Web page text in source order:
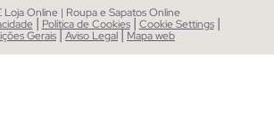
Loja Online | Roupa e Sapatos Online
| Política de Cookies | Cookie Settings |
Gerais|Aviso Legal| Mapa web